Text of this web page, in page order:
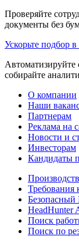
Проверяйте
документы без
Ускорьте подбор
Автоматизируйте
собирайте
О компании
Наши
Партнерам
Реклама на
Новости и
Инвесторам
Кандидаты
Безопасный
HeadHunter
Поиск
Поиск по